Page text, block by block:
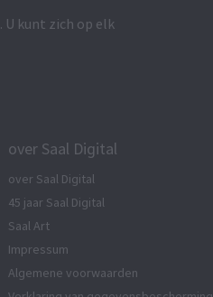
. U kunt zich op elk
over Saal Digital
over Saal Digital
45 jaar Saal Digital
Saal Art
Impressum
Algemene voorwaarden